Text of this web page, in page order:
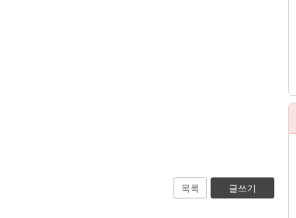
목록 글쓰기